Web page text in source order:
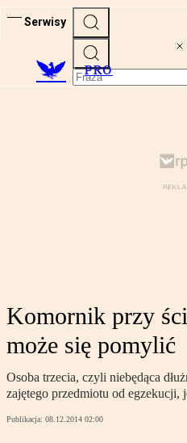
Serwisy
PRO
Komornik przy
może się pomylić
Osoba trzecia, czyli niebędąca
zajętego przedmiotu od egzekucji,
Publikacja: 08.12.2014 02:00